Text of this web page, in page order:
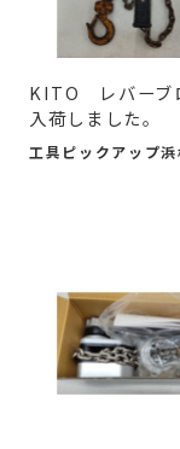
KITO レバーブ
入荷しました。
工具ピックアップ